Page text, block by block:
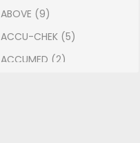
ABOVE (9)
ACCU-CHEK (5)
ACCUMED (2)